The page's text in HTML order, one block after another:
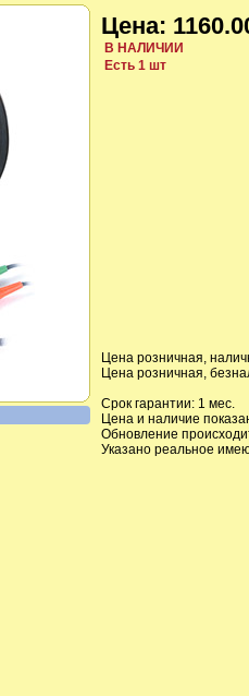
Цена:
В НАЛИЧИИ
Есть 1 шт
Цена розничная,
Цена розничная,
Срок гарантии: 1 мес.
Цена и наличие
Обновление
Указано реальное